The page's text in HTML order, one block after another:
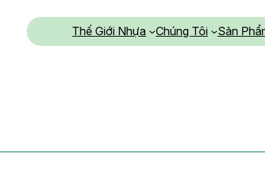
Thế Giới Nhựa Chúng Tôi Sản